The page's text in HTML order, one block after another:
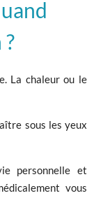
La chaleur ou le
sous les yeux
personnelle et
vous